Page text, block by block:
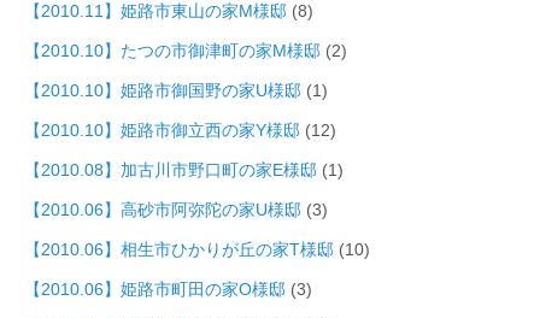
【2010.11】姫路市東山の家M様邸 (8)
【2010.10】たつの市御津町の家M様邸 (2)
【2010.10】姫路市御国野の家U様邸 (1)
【2010.10】姫路市御立西の家Y様邸 (12)
【2010.08】加古川市野口町の家E様邸 (1)
【2010.06】高砂市阿弥陀の家U様邸 (3)
【2010.06】相生市ひかりが丘の家T様邸 (10)
【2010.06】姫路市町田の家O様邸 (3)